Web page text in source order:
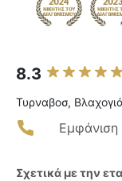
8.3
Τυρναβοσ,
Σχετικά με την